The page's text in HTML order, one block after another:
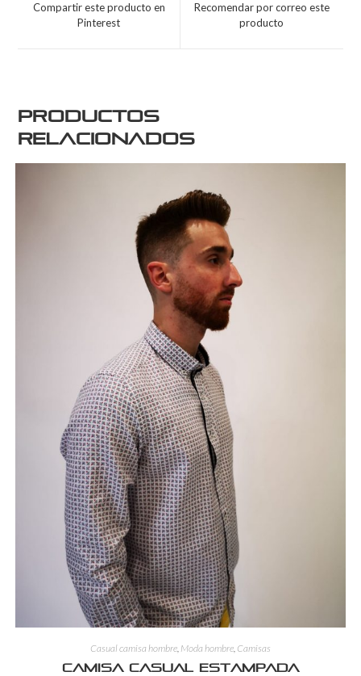
Compartir este producto en
Pinterest
Recomendar por correo este
producto
Productos
relacionados
Casual camisa hombre, Moda hombre, Camisas
Camisa casual estampada